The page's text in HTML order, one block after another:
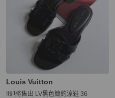
Louis Vuitton
‼️即將售出 LV黑色簡約涼鞋 36